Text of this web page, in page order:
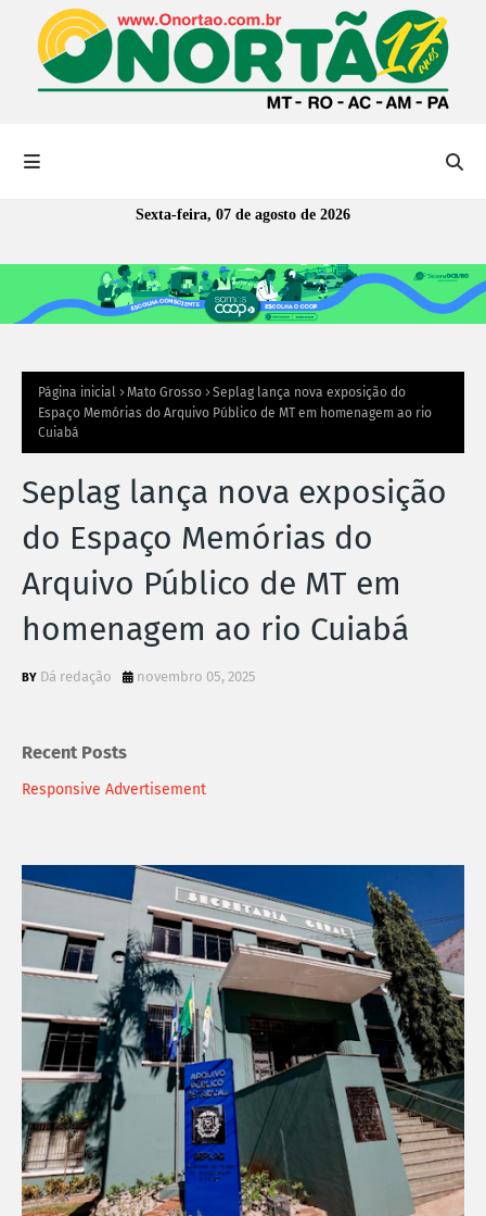
Sexta-feira, 07 de agosto de 2026
Página inicial Mato Grosso
Seplag lança nova exposição do
Espaço Memórias do Arquivo Público de MT em homenagem ao rio
Cuiabá
Seplag lança nova exposição
do Espaço Memórias do
Arquivo Público de MT em
homenagem ao rio Cuiabá
Dá redação novembro 05, 2025
Recent Posts
Responsive Advertisement